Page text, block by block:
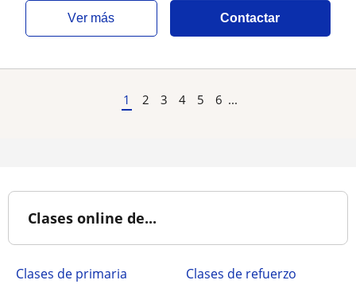
ver más Contactar
1 2 3 4 5 6 ...
Clases online de...
Clases de primaria
Clases de refuerzo